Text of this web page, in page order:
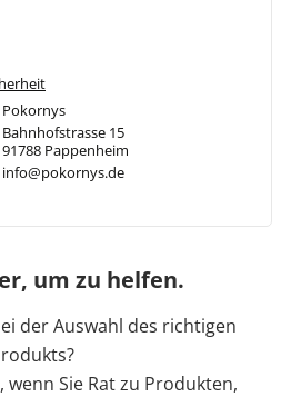
Pokornys
Bahnhofstrasse 15
91788 Pappenheim
info@pokornys.de
um zu helfen.
der Auswahl des richtigen
Sie Rat zu Produkten,